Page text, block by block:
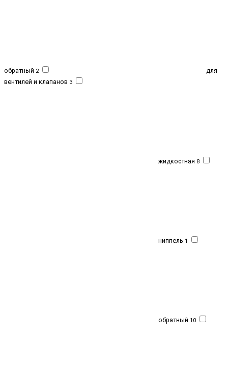
обратный 2
для
вентилей и клапанов 3
жидкостная 8
ниппель 1
обратный 10